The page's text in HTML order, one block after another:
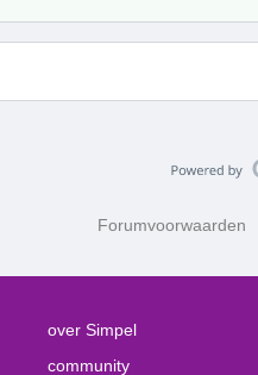
Forumvoorwaarden
over Simpel
community